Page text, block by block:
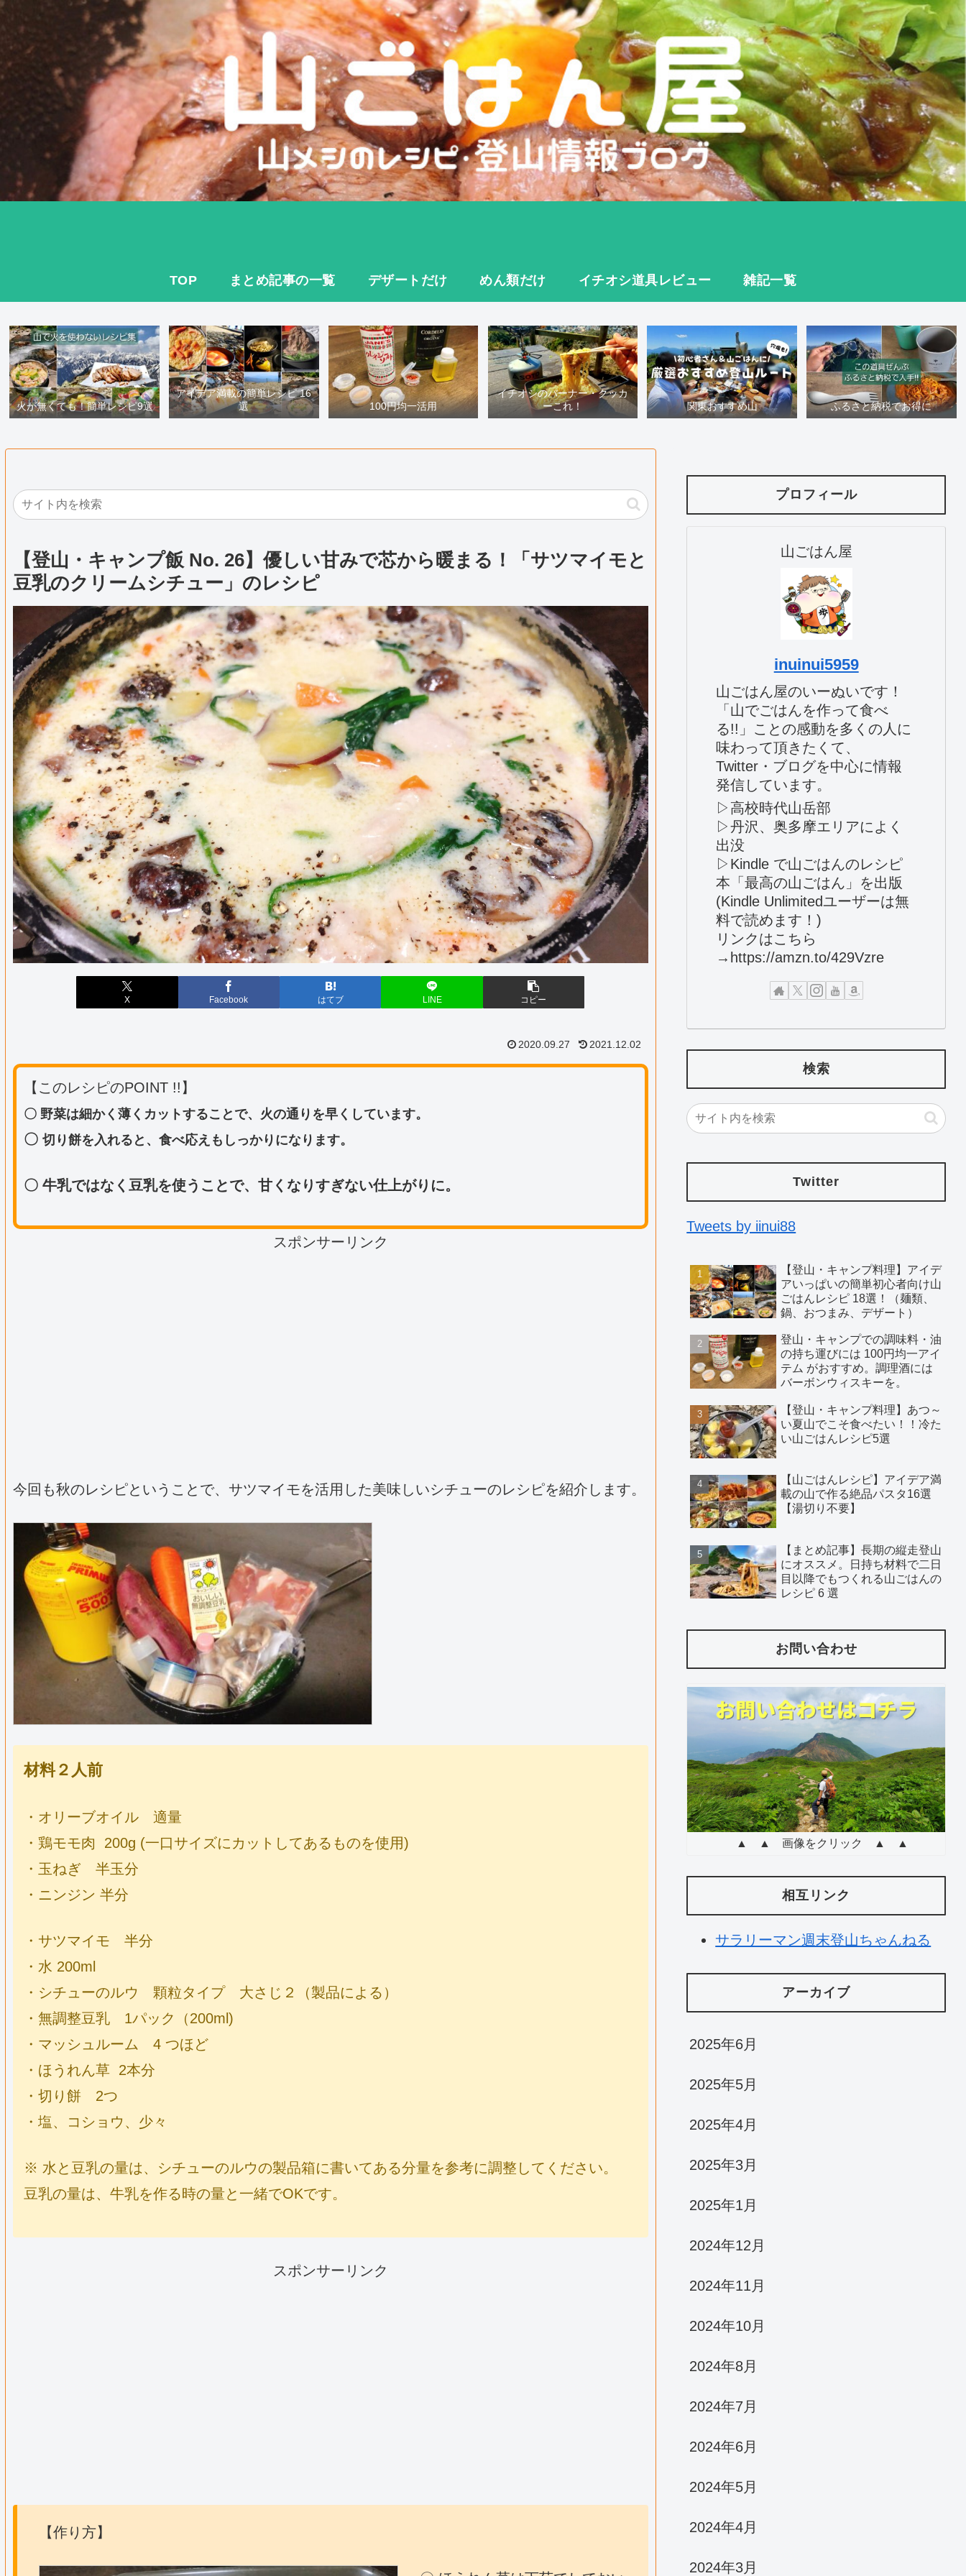
TOP まとめ記事の一覧 デザートだけ めん類だけ イチオシ道具レビュー 雑記一覧
火が無くても！簡単レシピ9選
アイデア満載の簡単レシピ 16
選
100円均一活用
イチオシのバーナー・クッカ
ーこれ！
関東おすすめ山 ふるさと納税でお得に
【登山・キャンプ飯 No. 26】優しい甘みで芯から暖まる！「サツマイモと
豆乳のクリームシチュー」のレシピ
X Facebook はてブ LINE コピー
2020.09.27 2021.12.02
【このレシピのPOINT !!】
〇 野菜は細かく薄くカットすることで、火の通りを早くしています。
〇 切り餅を入れると、食べ応えもしっかりになります。
〇 牛乳ではなく豆乳を使うことで、甘くなりすぎない仕上がりに。
スポンサーリンク
今回も秋のレシピということで、サツマイモを活用した美味しいシチューのレシピを紹介します。
材料２人前
・オリーブオイル 適量
・鶏モモ肉 200g (一口サイズにカットしてあるものを使用)
・玉ねぎ 半玉分
・ニンジン 半分
・サツマイモ 半分
・水 200ml
・シチューのルウ 顆粒タイプ 大さじ２（製品による）
・無調整豆乳 1パック（200ml)
・マッシュルーム 4 つほど
・ほうれん草 2本分
・切り餅 2つ
・塩、コショウ、少々
※ 水と豆乳の量は、シチューのルウの製品箱に書いてある分量を参考に調整してください。
豆乳の量は、牛乳を作る時の量と一緒でOKです。
スポンサーリンク
【作り方】
プロフィール
山ごはん屋
inuinui5959
山ごはん屋のいーぬいです！
「山でごはんを作って食べ
る!!」ことの感動を多くの人に
味わって頂きたくて、
Twitter・ブログを中心に情報
発信しています。
▷高校時代山岳部
▷丹沢、奥多摩エリアによく
出没
▷Kindle で山ごはんのレシピ
本「最高の山ごはん」を出版
(Kindle Unlimitedユーザーは無
料で読めます！)
リンクはこちら
→https://amzn.to/429Vzre
検索
Twitter
Tweets by iinui88
【登山・キャンプ料理】アイデ
アいっぱいの簡単初心者向け山
ごはんレシピ 18選！（麺類、
鍋、おつまみ、デザート）
登山・キャンプでの調味料・油
の持ち運びには 100円均一アイ
テム がおすすめ。調理酒には
バーボンウィスキーを。
【登山・キャンプ料理】あつ～
い夏山でこそ食べたい！！冷た
い山ごはんレシピ5選
【山ごはんレシピ】アイデア満
載の山で作る絶品パスタ16選
【湯切り不要】
【まとめ記事】長期の縦走登山
にオススメ。日持ち材料で二日
目以降でもつくれる山ごはんの
レシピ 6 選
お問い合わせ
▲ ▲ 画像をクリック ▲ ▲
相互リンク
サラリーマン週末登山ちゃんねる
アーカイブ
2025年6月
2025年5月
2025年4月
2025年3月
2025年1月
2024年12月
2024年11月
2024年10月
2024年8月
2024年7月
2024年6月
2024年5月
2024年4月
2024年3月